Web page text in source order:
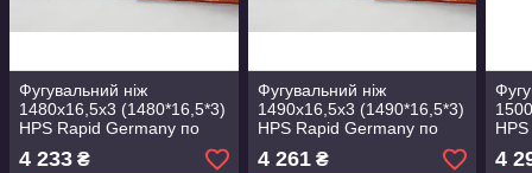
Фугувальний ніж
1480х16,5х3 (1480*16,5*3)
HPS Rapid Germany по
дереву
4 233 ₴
Фугувальний ніж
1490х16,5х3 (1490*16,5*3)
HPS Rapid Germany по
дереву
4 261₴ 4